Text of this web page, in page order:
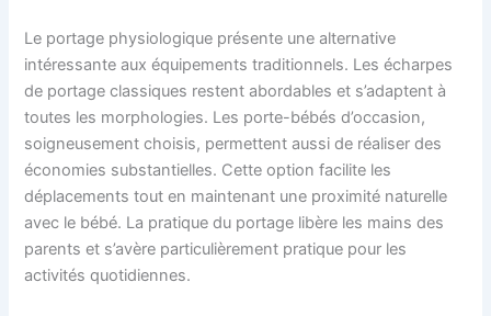
Le portage physiologique présente une alternative
intéressante aux équipements traditionnels. Les écharpes
de portage classiques restent abordables et s’adaptent à
toutes les morphologies. Les porte-bébés d’occasion,
soigneusement choisis, permettent aussi de réaliser des
économies substantielles. Cette option facilite les
déplacements tout en maintenant une proximité naturelle
avec le bébé. La pratique du portage libère les mains des
parents et s’avère particulièrement pratique pour les
activités quotidiennes.